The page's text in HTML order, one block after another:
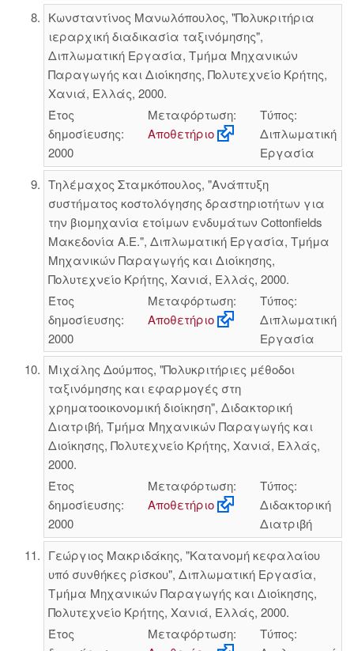
Κωνσταντίνος Μανωλόπουλος, "Πολυκριτήρια
ιεραρχική διαδικασία ταξινόμησης",
Διπλωματική Εργασία, Τμήμα Μηχανικών
Παραγωγής και Διοίκησης, Πολυτεχνείο Κρήτης,
Χανιά, Ελλάς, 2000.
Έτος
δημοσίευσης:
2000
Μεταφόρτωση:
Αποθετήριο
Τύπος:
Διπλωματική
Εργασία
Τηλέμαχος Σταμκόπουλος, "Ανάπτυξη
συστήματος κοστολόγησης δραστηριοτήτων για
την βιομηχανία ετοίμων ενδυμάτων Cottonfields
Μακεδονία Α.Ε.", Διπλωματική Εργασία, Τμήμα
Μηχανικών Παραγωγής και Διοίκησης,
Πολυτεχνείο Κρήτης, Χανιά, Ελλάς, 2000.
Έτος
δημοσίευσης:
2000
Μεταφόρτωση:
Αποθετήριο
Τύπος:
Διπλωματική
Εργασία
Μιχάλης Δούμπος, "Πολυκριτήριες μέθοδοι
ταξινόμησης και εφαρμογές στη
χρηματοοικονομική διοίκηση", Διδακτορική
Διατριβή, Τμήμα Μηχανικών Παραγωγής και
Διοίκησης, Πολυτεχνείο Κρήτης, Χανιά, Ελλάς,
2000.
Έτος
δημοσίευσης:
2000
Μεταφόρτωση:
Αποθετήριο
Τύπος:
Διδακτορική
Διατριβή
Γεώργιος Μακριδάκης, "Κατανομή κεφαλαίου
υπό συνθήκες ρίσκου", Διπλωματική Εργασία,
Τμήμα Μηχανικών Παραγωγής και Διοίκησης,
Πολυτεχνείο Κρήτης, Χανιά, Ελλάς, 2000.
Έτος
Μεταφόρτωση:
Τύπος: